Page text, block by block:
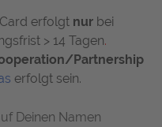
erfolgt nur bei
> 14 Tagen.
Partnership
erfolgt sein.
Deinen Namen